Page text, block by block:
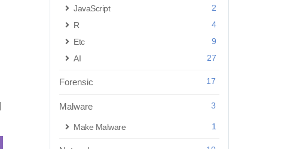
JavaScript
2
R
4
Etc
9
AI
27
Forensic 17
Malware 3
Make Malware 1